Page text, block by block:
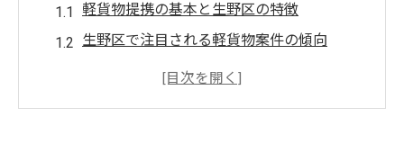
軽貨物提携の基本と生野区の特徴
生野区で注目される軽貨物案件の傾向
軽貨物で広がる生野区の働き方の選択肢